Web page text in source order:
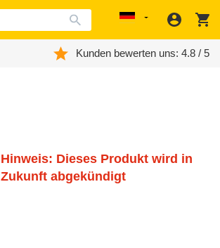
Localization
Kunden bewerten uns: 4.8 / 5
Hinweis: Dieses Produkt wird in
Zukunft abgekündigt